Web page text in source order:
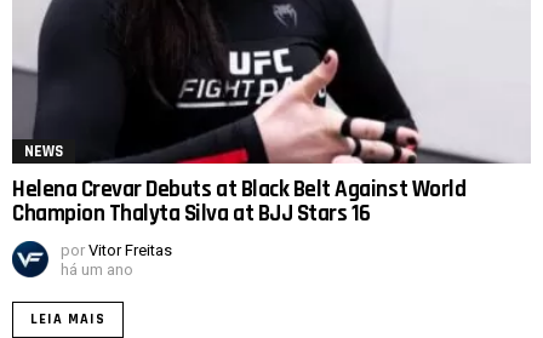
NEWS
Helena Crevar Debuts at Black Belt Against World
Champion Thalyta Silva at BJJ Stars 16
por Vitor Freitas
há um ano
LEIA MAIS